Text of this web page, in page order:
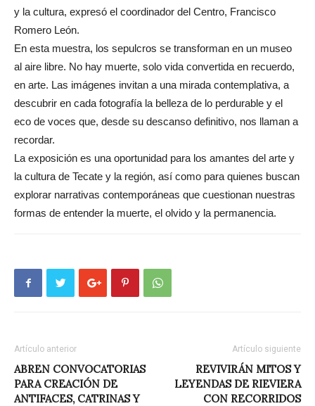
y la cultura, expresó el coordinador del Centro, Francisco
Romero León.
En esta muestra, los sepulcros se transforman en un museo
al aire libre. No hay muerte, solo vida convertida en recuerdo,
en arte. Las imágenes invitan a una mirada contemplativa, a
descubrir en cada fotografía la belleza de lo perdurable y el
eco de voces que, desde su descanso definitivo, nos llaman a
recordar.
La exposición es una oportunidad para los amantes del arte y
la cultura de Tecate y la región, así como para quienes buscan
explorar narrativas contemporáneas que cuestionan nuestras
formas de entender la muerte, el olvido y la permanencia.
Artículo anterior
ABREN CONVOCATORIAS
PARA CREACIÓN DE
ANTIFACES, CATRINAS Y
Artículo siguiente
REVIVIRÁN MITOS Y
LEYENDAS DE RIEVIERA
CON RECORRIDOS